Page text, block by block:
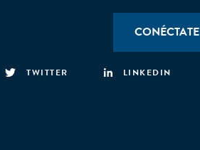
CONÉCTATE
TWITTER LINKEDIN